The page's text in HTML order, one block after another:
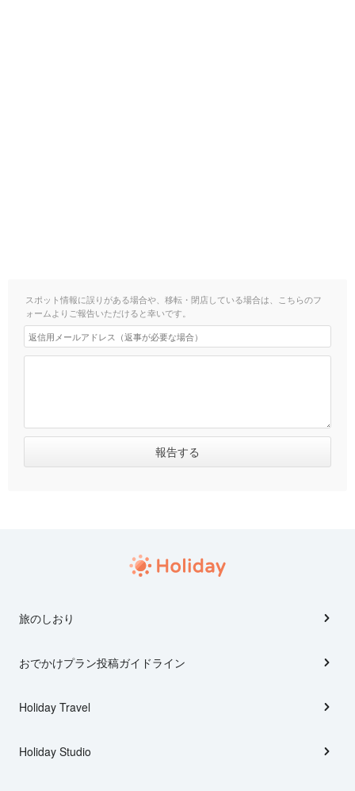
スポット情報に誤りがある場合や、移転・閉店している場合は、こちらのフ
ォームよりご報告いただけると幸いです。
旅のしおり
おでかけプラン投稿ガイドライン
Holiday Travel
Holiday Studio